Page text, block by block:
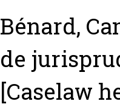
Bénard,
de
[Caselaw